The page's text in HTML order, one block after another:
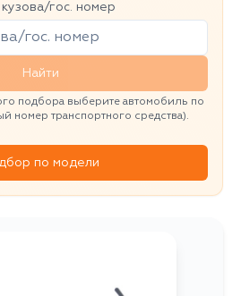
гос. номер
Найти
подбора выберите автомобиль по
номер транспортного средства).
по модели